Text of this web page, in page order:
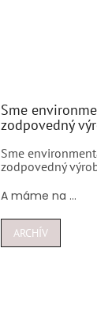
Sme
zodpovedný
Sme
zodpovedný
A máme na ...
ARCHÍV